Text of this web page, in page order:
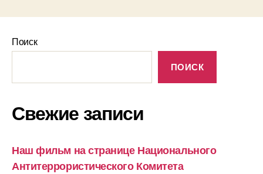
Поиск
ПОИСК
Свежие записи
Наш фильм на странице Национального
Антитеррористического Комитета